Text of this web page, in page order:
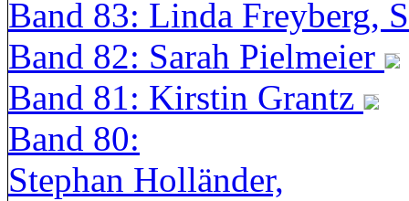
Band 83: Linda Freyberg,
Band 82: Sarah Pielmeier
Band 81: Kirstin Grantz
Band 80:
Stephan Holländer,